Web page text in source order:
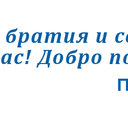
братия и
Добро